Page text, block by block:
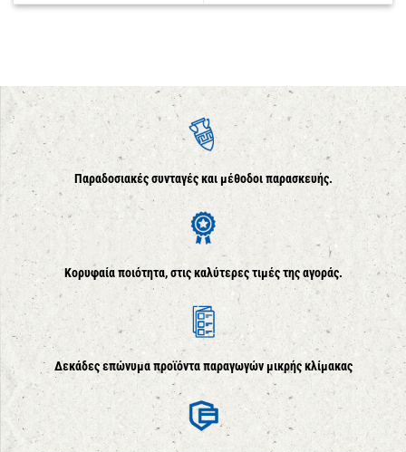
Παραδοσιακές συνταγές και μέθοδοι παρασκευής.
Κορυφαία ποιότητα, στις καλύτερες τιμές της αγοράς.
Δεκάδες επώνυμα προϊόντα παραγωγών μικρής κλίμακας